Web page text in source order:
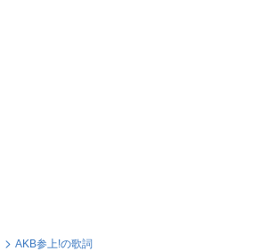
AKB参上!の歌詞